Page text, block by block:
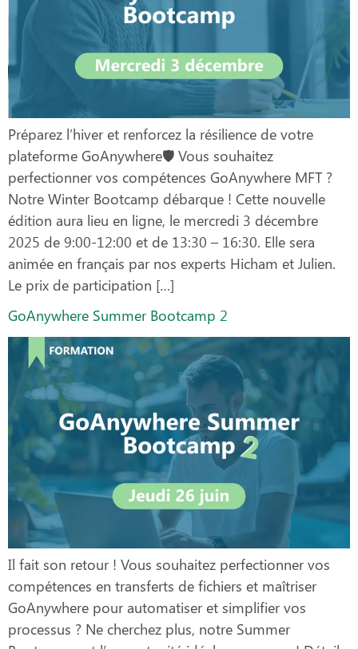
Préparez l’hiver et renforcez la résilience de votre
plateforme GoAnywhere🛡️ Vous souhaitez
perfectionner vos compétences GoAnywhere MFT ?
Notre Winter Bootcamp débarque ! Cette nouvelle
édition aura lieu en ligne, le mercredi 3 décembre
2025 de 9:00-12:00 et de 13:30 – 16:30. Elle sera
animée en français par nos experts Hicham et Julien.
Le prix de participation […]
GoAnywhere Summer Bootcamp 2
Il fait son retour ! Vous souhaitez perfectionner vos
compétences en transferts de fichiers et maîtriser
GoAnywhere pour automatiser et simplifier vos
processus ? Ne cherchez plus, notre Summer